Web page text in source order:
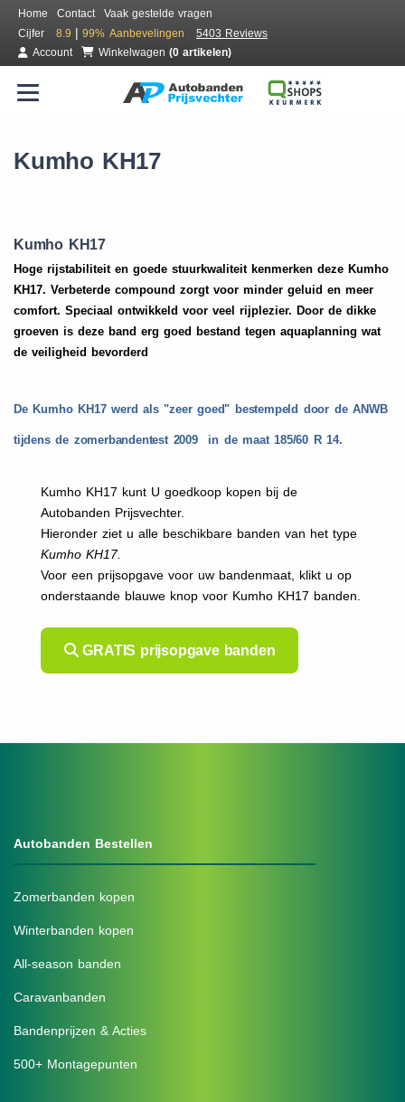
Home Contact
Vaak gestelde vragen
Cijfer
8.9 | 99% Aanbevelingen
5403 Reviews
Account
Winkelwagen (0 artikelen)
Kumho KH17
Kumho KH17
Hoge rijstabiliteit en goede stuurkwaliteit kenmerken deze Kumho
KH17. Verbeterde compound zorgt voor minder geluid en meer
comfort. Speciaal ontwikkeld voor veel rijplezier. Door de dikke
groeven is deze band erg goed bestand tegen aquaplanning wat
de veiligheid bevorderd
De Kumho KH17 werd als "zeer goed" bestempeld door de ANWB
tijdens de zomerbandentest 2009 in de maat 185/60 R 14.
Kumho KH17 kunt U goedkoop kopen bij de
Autobanden Prijsvechter.
Hieronder ziet u alle beschikbare banden van het type
Kumho KH17.
Voor een prijsopgave voor uw bandenmaat, klikt u op
onderstaande blauwe knop voor Kumho KH17 banden.
GRATIS prijsopgave banden
Autobanden Bestellen
Zomerbanden kopen
Winterbanden kopen
All-season banden
Caravanbanden
Bandenprijzen & Acties
500+ Montagepunten